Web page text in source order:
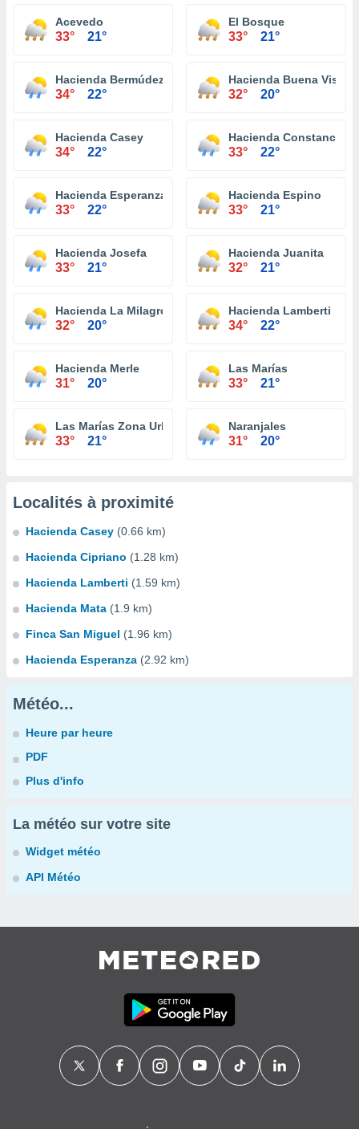
Acevedo
33° 21°
El Bosque
33° 21°
Hacienda Bermúdez
34° 22°
Hacienda Buena Vista
32° 20°
Hacienda Casey
34° 22°
Hacienda Constancia
33° 22°
Hacienda Esperanza
33° 22°
Hacienda Espino
33° 21°
Hacienda Josefa
33° 21°
Hacienda Juanita
32° 21°
Hacienda La Milagrosa
32° 20°
Hacienda Lamberti
34° 22°
Hacienda Merle
31° 20°
Las Marías
33° 21°
Las Marías Zona Urbana
33° 21°
Naranjales
31° 20°
Localités à proximité
Hacienda Casey (0.66 km)
Hacienda Cipriano (1.28 km)
Hacienda Lamberti (1.59 km)
Hacienda Mata (1.9 km)
Finca San Miguel (1.96 km)
Hacienda Esperanza (2.92 km)
Météo...
Heure par heure
PDF
Plus d'info
La météo sur votre site
Widget météo
API Météo